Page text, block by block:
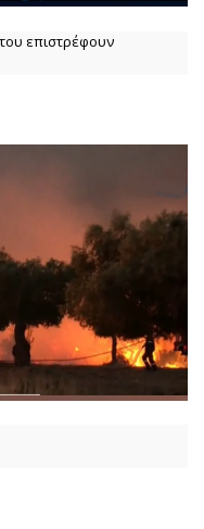
επιστρέφουν